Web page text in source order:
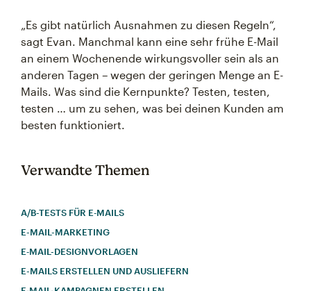
„Es gibt natürlich Ausnahmen zu diesen Regeln“,
sagt Evan. Manchmal kann eine sehr frühe E-Mail
an einem Wochenende wirkungsvoller sein als an
anderen Tagen – wegen der geringen Menge an E-
Mails. Was sind die Kernpunkte? Testen, testen,
testen … um zu sehen, was bei deinen Kunden am
besten funktioniert.
Verwandte Themen
A/B-TESTS FÜR E‑MAILS
E-MAIL-MARKETING
E‑MAIL-DESIGNVORLAGEN
E-MAILS ERSTELLEN UND AUSLIEFERN